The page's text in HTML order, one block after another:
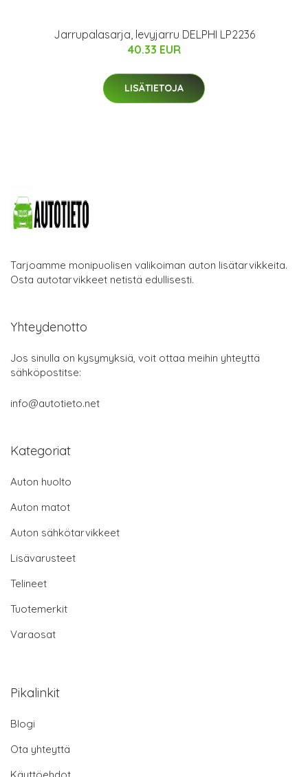
Jarrupalasarja, levyjarru DELPHI LP2236
40.33 EUR
LISÄTIETOJA
Tarjoamme monipuolisen valikoiman auton lisätarvikkeita.
Osta autotarvikkeet netistä edullisesti.
Yhteydenotto
Jos sinulla on kysymyksiä, voit ottaa meihin yhteyttä
sähköpostitse:
info@autotieto.net
Kategoriat
Auton huolto
Auton matot
Auton sähkötarvikkeet
Lisävarusteet
Telineet
Tuotemerkit
Varaosat
Pikalinkit
Blogi
Ota yhteyttä